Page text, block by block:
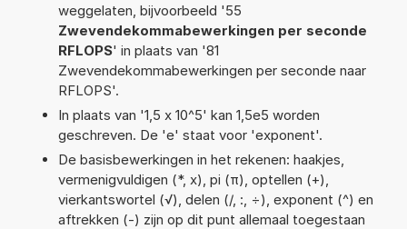
weggelaten, bijvoorbeeld '55
Zwevendekommabewerkingen per seconde
RFLOPS' in plaats van '81
Zwevendekommabewerkingen per seconde naar
RFLOPS'.
In plaats van '1,5 x 10^5' kan 1,5e5 worden
geschreven. De 'e' staat voor 'exponent'.
De basisbewerkingen in het rekenen: haakjes,
vermenigvuldigen (*, x), pi (π), optellen (+),
vierkantswortel (√), delen (/, :, ÷), exponent (^) en
aftrekken (-) zijn op dit punt allemaal toegestaan